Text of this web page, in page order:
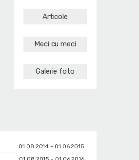
Articole
Meci cu meci
Galerie foto
01.08.2014 - 01.06.2015